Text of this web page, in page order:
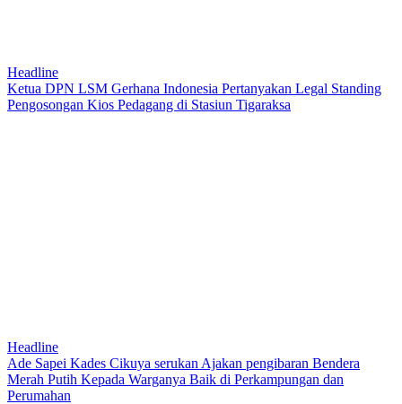
Headline
Ketua DPN LSM Gerhana Indonesia Pertanyakan Legal Standing
Pengosongan Kios Pedagang di Stasiun Tigaraksa
Headline
Ade Sapei Kades Cikuya serukan Ajakan pengibaran Bendera
Merah Putih Kepada Warganya Baik di Perkampungan dan
Perumahan